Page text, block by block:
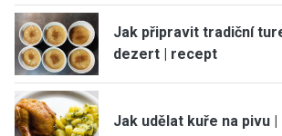
Jak připravit tradiční
dezert | recept
Jak udělat kuře na pivu